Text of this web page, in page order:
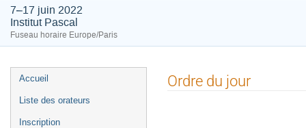
7–17 juin 2022
Institut Pascal
Fuseau horaire Europe/Paris
Menu
de
Accueil
Liste des orateurs
Inscription
Ordre du jour